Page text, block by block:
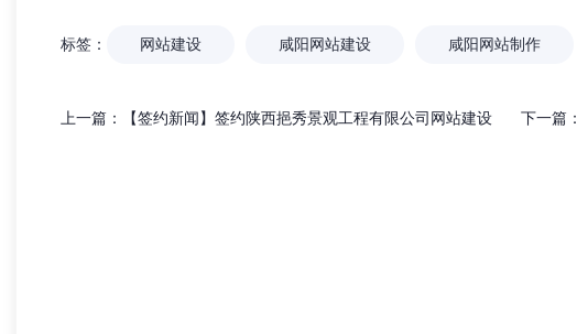
标签： 网站建设 咸阳网站建设 咸阳网站制作
上一篇： 【签约新闻】签约陕西挹秀景观工程有限公司网站建设 下一篇：